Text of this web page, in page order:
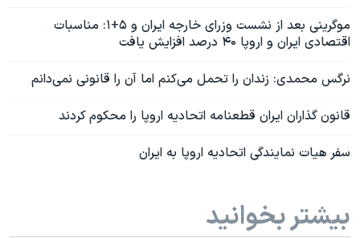
موگرینی بعد از نشست وزرای خارجه ایران و ۵+۱: مناسبات
اقتصادی ایران و اروپا ۴۰ درصد افزایش یافت
نرگس محمدی: زندان را تحمل می‌کنم اما آن را قانونی نمی‌دانم
قانون گذاران ایران قطعنامه اتحادیه اروپا را محکوم کردند
سفر هیات نمایندگی اتحادیه اروپا به ایران
بیشتر بخوانید